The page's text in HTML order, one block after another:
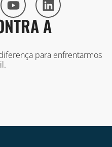
A
para enfrentarmos